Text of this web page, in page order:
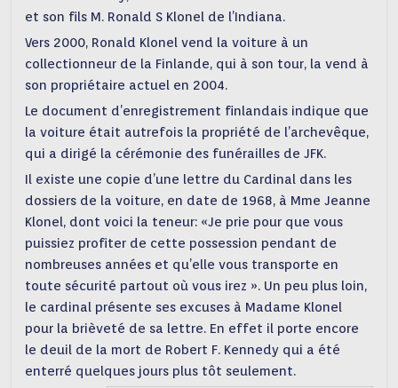
et son fils M. Ronald S Klonel de l’Indiana.
Vers 2000, Ronald Klonel vend la voiture à un
collectionneur de la Finlande, qui à son tour, la vend à
son propriétaire actuel en 2004.
Le document d’enregistrement finlandais indique que
la voiture était autrefois la propriété de l’archevêque,
qui a dirigé la cérémonie des funérailles de JFK.
Il existe une copie d’une lettre du Cardinal dans les
dossiers de la voiture, en date de 1968, à Mme Jeanne
Klonel, dont voici la teneur: «Je prie pour que vous
puissiez profiter de cette possession pendant de
nombreuses années et qu’elle vous transporte en
toute sécurité partout où vous irez ». Un peu plus loin,
le cardinal présente ses excuses à Madame Klonel
pour la brièveté de sa lettre. En effet il porte encore
le deuil de la mort de Robert F. Kennedy qui a été
enterré quelques jours plus tôt seulement.